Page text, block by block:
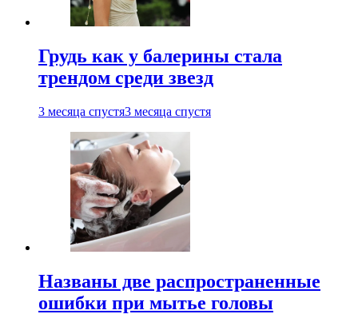
Грудь как у балерины стала
трендом среди звезд
3 месяца спустя3 месяца спустя
Названы две распространенные
ошибки при мытье головы